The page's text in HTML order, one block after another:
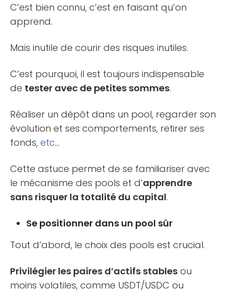
C’est bien connu, c’est en faisant qu’on
apprend.
Mais inutile de courir des risques inutiles.
C’est pourquoi, il est toujours indispensable
de tester avec de petites sommes.
Réaliser un dépôt dans un pool, regarder son
évolution et ses comportements, retirer ses
fonds, etc…
Cette astuce permet de se familiariser avec
le mécanisme des pools et d’apprendre
sans risquer la totalité du capital.
Se positionner dans un pool sûr
Tout d’abord, le choix des pools est crucial.
Privilégier les paires d’actifs stables ou
moins volatiles, comme USDT/USDC ou